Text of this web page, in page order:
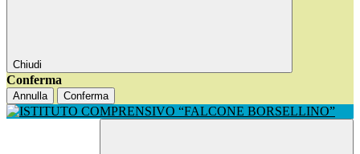
Chiudi
Conferma
Annulla Conferma